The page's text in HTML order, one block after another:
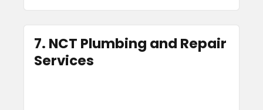
7. NCT Plumbing and Repair
Services